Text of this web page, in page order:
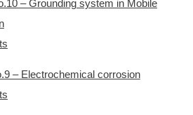
– Grounding system in Mobile
– Electrochemical corrosion